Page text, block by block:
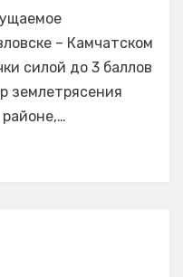
до
трех
«пошатало»
– Камчатском
силой до 3 баллов
землетрясения
районе,…